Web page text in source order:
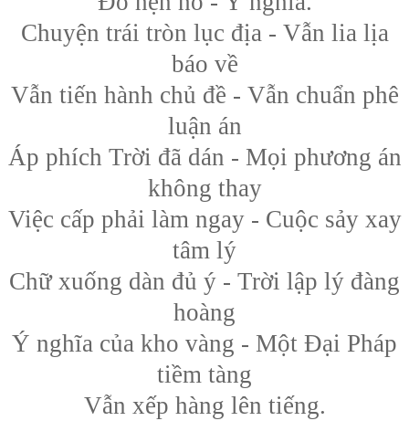
Chuyện trái tròn lục địa - Vẫn lia lịa
báo về
Vẫn tiến hành chủ đề - Vẫn chuẩn phê
luận án
Áp phích Trời đã dán - Mọi phương án
không thay
Việc cấp phải làm ngay - Cuộc sảy xay
tâm lý
Chữ xuống dàn đủ ý - Trời lập lý đàng
hoàng
Ý nghĩa của kho vàng - Một Đại Pháp
tiềm tàng
Vẫn xếp hàng lên tiếng.